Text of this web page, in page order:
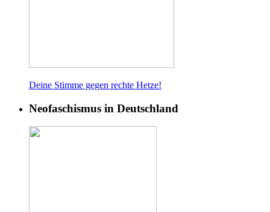
Deine Stimme gegen rechte Hetze!
Neofaschismus in Deutschland